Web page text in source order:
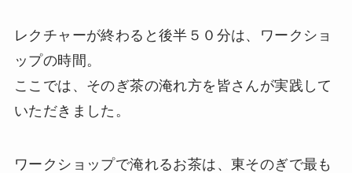
レクチャーが終わると後半５０分は、ワークショ
ップの時間。
ここでは、そのぎ茶の淹れ方を皆さんが実践して
いただきました。
ワークショップで淹れるお茶は、東そのぎで最も